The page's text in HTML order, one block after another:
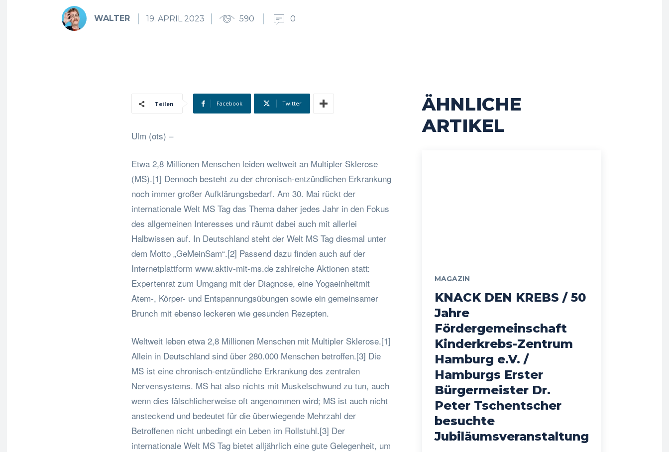
WALTER 19. APRIL 2023 590 0
Teilen Facebook Twitter
Ulm (ots) –
Etwa 2,8 Millionen Menschen leiden weltweit an Multipler Sklerose
(MS).[1] Dennoch besteht zu der chronisch-entzündlichen Erkrankung
noch immer großer Aufklärungsbedarf. Am 30. Mai rückt der
internationale Welt MS Tag das Thema daher jedes Jahr in den Fokus
des allgemeinen Interesses und räumt dabei auch mit allerlei
Halbwissen auf. In Deutschland steht der Welt MS Tag diesmal unter
dem Motto „GeMeinSam“.[2] Passend dazu finden auch auf der
Internetplattform www.aktiv-mit-ms.de zahlreiche Aktionen statt:
Expertenrat zum Umgang mit der Diagnose, eine Yogaeinheitmit
Atem-, Körper- und Entspannungsübungen sowie ein gemeinsamer
Brunch mit ebenso leckeren wie gesunden Rezepten.
Weltweit leben etwa 2,8 Millionen Menschen mit Multipler Sklerose.[1]
Allein in Deutschland sind über 280.000 Menschen betroffen.[3] Die
MS ist eine chronisch-entzündliche Erkrankung des zentralen
Nervensystems. MS hat also nichts mit Muskelschwund zu tun, auch
wenn dies fälschlicherweise oft angenommen wird; MS ist auch nicht
ansteckend und bedeutet für die überwiegende Mehrzahl der
Betroffenen nicht unbedingt ein Leben im Rollstuhl.[3] Der
internationale Welt MS Tag bietet alljährlich eine gute Gelegenheit, um
ÄHNLICHE
ARTIKEL
MAGAZIN
KNACK DEN KREBS / 50
Jahre
Fördergemeinschaft
Kinderkrebs-Zentrum
Hamburg e.V. /
Hamburgs Erster
Bürgermeister Dr.
Peter Tschentscher
besuchte
Jubiläumsveranstaltung